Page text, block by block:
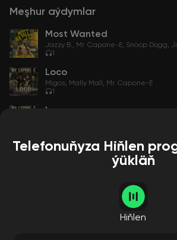
Meşhur aýdymlar
Most Wanted
Jazzy B. Mr. Capone-E Snoop Dogg
1
Loco
Migos Mally Mall
Mr. Capone-E
1
Loco
Telefonuňyza Hiňlen
ýükläň
Hiňlen